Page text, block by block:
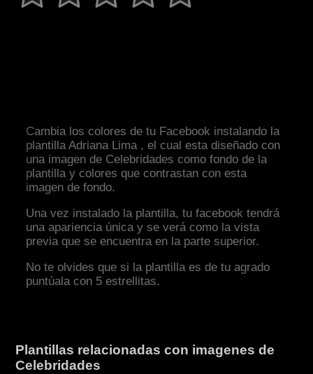
Cambia los colores de tu Facebook instalando la
plantilla Adriana Lima , el cual esta diseñado con
una imagen de Celebridades como fondo de la
plantilla y colores que contrastan con esta
imagen de fondo.
Una vez instalado la plantilla, tu facebook tendrá
una apariencia única y se verá como la vista
previa que se encuentra en la parte superior.
No te olvides que si la plantilla es de tu agrado
puntúala con 5 estrellitas.
Plantillas relacionadas con imagenes de
Celebridades